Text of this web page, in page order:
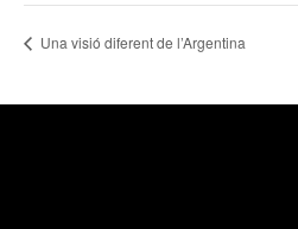
Una visió diferent de l’Argentina